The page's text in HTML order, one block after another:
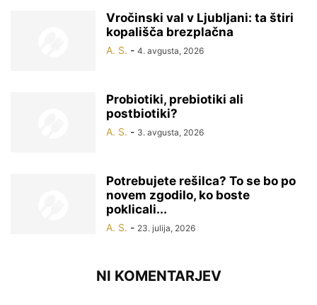
Vročinski val v Ljubljani: ta štiri
kopališča brezplačna
A. S. - 4. avgusta, 2026
Probiotiki, prebiotiki ali
postbiotiki?
A. S. - 3. avgusta, 2026
Potrebujete rešilca? To se bo po
novem zgodilo, ko boste
poklicali...
A. S. - 23. julija, 2026
NI KOMENTARJEV